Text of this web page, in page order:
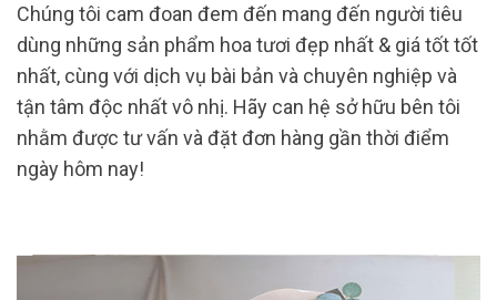
Chúng tôi cam đoan đem đến mang đến người tiêu
dùng những sản phẩm hoa tươi đẹp nhất & giá tốt tốt
nhất, cùng với dịch vụ bài bản và chuyên nghiệp và
tận tâm độc nhất vô nhị. Hãy can hệ sở hữu bên tôi
nhằm được tư vấn và đặt đơn hàng gần thời điểm
ngày hôm nay!